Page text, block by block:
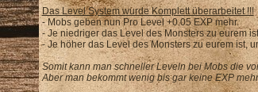
Das Level System wurde Komplett überarbeitet !!!
- Mobs geben nun Pro Level +0.05 EXP mehr.
- Je niedriger das Level des Monsters zu eurem
- Je höher das Level des Monsters zu eurem ist,
Somit kann man schneller Leveln bei Mobs die
Aber man bekommt wenig bis gar keine EXP